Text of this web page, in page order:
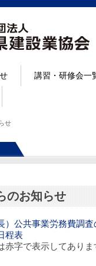
講習・研修会一
せ
のお知らせ
）公共事業労務費調
程表
赤字で表示してありま